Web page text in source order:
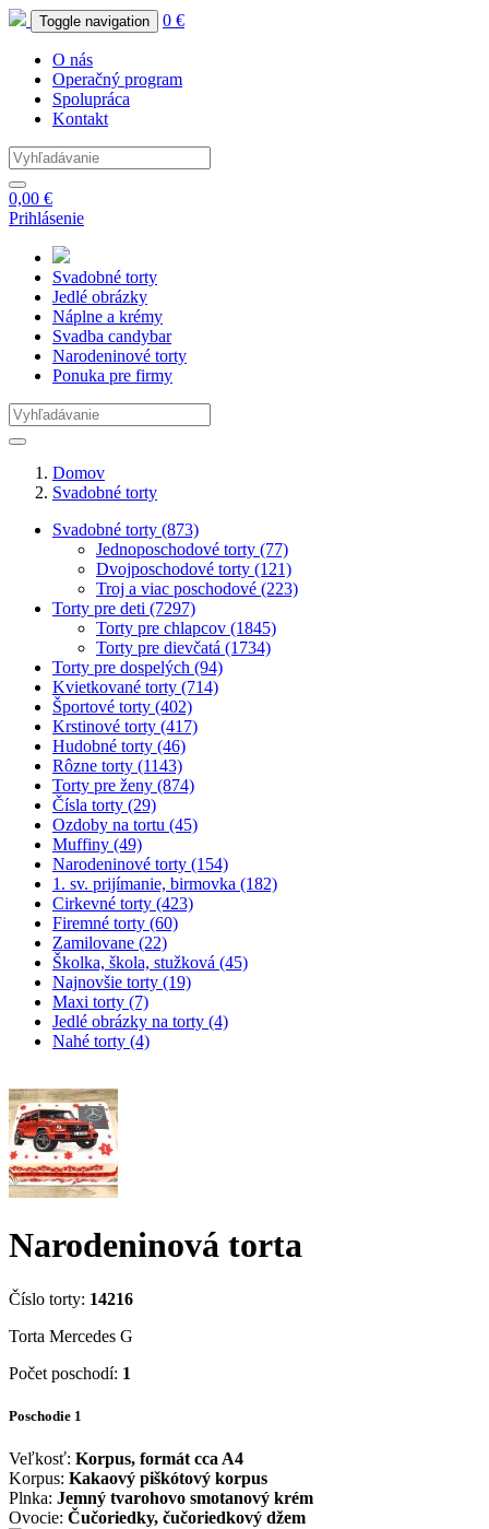
Toggle navigation 0 €
O nás
Operačný program
Spolupráca
Kontakt
0,00 €
Prihlásenie
Svadobné torty
Jedlé obrázky
Náplne a krémy
Svadba candybar
Narodeninové torty
Ponuka pre firmy
Domov
Svadobné torty
Svadobné torty (873)
Jednoposchodové torty (77)
Dvojposchodové torty (121)
Troj a viac poschodové (223)
Torty pre deti (7297)
Torty pre chlapcov (1845)
Torty pre dievčatá (1734)
Torty pre dospelých (94)
Kvietkované torty (714)
Športové torty (402)
Krstinové torty (417)
Hudobné torty (46)
Rôzne torty (1143)
Torty pre ženy (874)
Čísla torty (29)
Ozdoby na tortu (45)
Muffiny (49)
Narodeninové torty (154)
1. sv. prijímanie, birmovka (182)
Cirkevné torty (423)
Firemné torty (60)
Zamilovane (22)
Školka, škola, stužková (45)
Najnovšie torty (19)
Maxi torty (7)
Jedlé obrázky na torty (4)
Nahé torty (4)
Narodeninová torta
Číslo torty: 14216
Torta Mercedes G
Počet poschodí: 1
Poschodie 1
Veľkosť: Korpus, formát cca A4
Korpus: Kakaový piškótový korpus
Plnka: Jemný tvarohovo smotanový krém
Ovocie: Čučoriedky, čučoriedkový džem